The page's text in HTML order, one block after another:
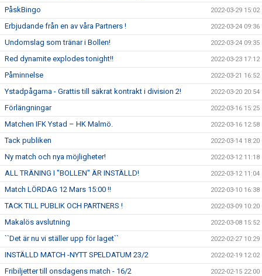
PåskBingo 2022-03-29 15:02
Erbjudande från en av våra Partners ! 2022-03-24 09:36
Undomslag som tränar i Bollen! 2022-03-24 09:35
Red dynamite explodes tonight!! 2022-03-23 17:12
Påminnelse 2022-03-21 16:52
Ystadpågarna - Grattis till säkrat kontrakt i division 2! 2022-03-20 20:54
Förlängningar 2022-03-16 15:25
Matchen IFK Ystad – HK Malmö. 2022-03-16 12:58
Tack publiken 2022-03-14 18:20
Ny match och nya möjligheter! 2022-03-12 11:18
ALL TRÄNING I "BOLLEN" ÄR INSTÄLLD! 2022-03-12 11:04
Match LÖRDAG 12 Mars 15:00 !! 2022-03-10 16:38
TACK TILL PUBLIK OCH PARTNERS ! 2022-03-09 10:20
Makalös avslutning 2022-03-08 15:52
``Det är nu vi ställer upp för laget`` 2022-02-27 10:29
INSTÄLLD MATCH -NYTT SPELDATUM 23/2 2022-02-19 12:02
Fribiljetter till onsdagens match - 16/2 2022-02-15 22:00